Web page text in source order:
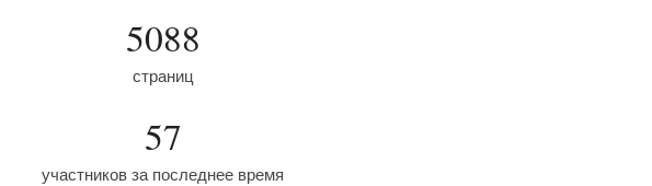
5088
страниц
57
участников за последнее время